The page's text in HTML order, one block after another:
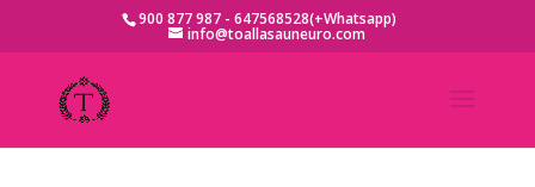
900 877 987 - 647568528(+Whatsapp)
info@toallasauneuro.com